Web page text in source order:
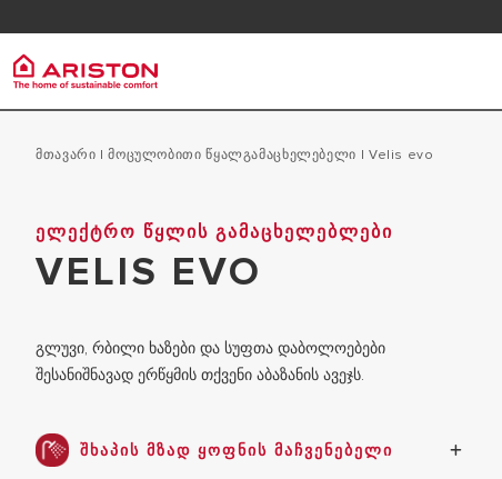
არისტონ ჯგუფი
ᲙᲐᲠᲘᲔᲠᲐ
პროდუქტები | კატეგორიები
ᲒᲐᲗᲑᲝᲑᲘᲡ ᲥᲕᲐᲑᲔᲑᲘ
ᲬᲧᲚᲘᲡ ᲒᲐᲛᲐᲪᲮᲔᲚᲔᲑᲚᲔᲑᲘ
Მთავარი | Მოცულობითი Წყალგამაცხელებელი | velis evo
ᲔᲚᲔᲥᲢᲠᲝ ᲬᲧᲚᲘᲡ ᲒᲐᲛᲐᲪᲮᲔᲚᲔᲑᲚᲔᲑᲘ
VELIS EVO
გლუვი, რბილი ხაზები და სუფთა დაბოლოებები
შესანიშნავად ერწყმის თქვენი აბაზანის ავეჯს.
ᲨᲮᲐᲞᲘᲡ ᲛᲖᲐᲓ ᲧᲝᲤᲜᲘᲡ ᲛᲐᲩᲕᲔᲜᲔᲑᲔᲚᲘ